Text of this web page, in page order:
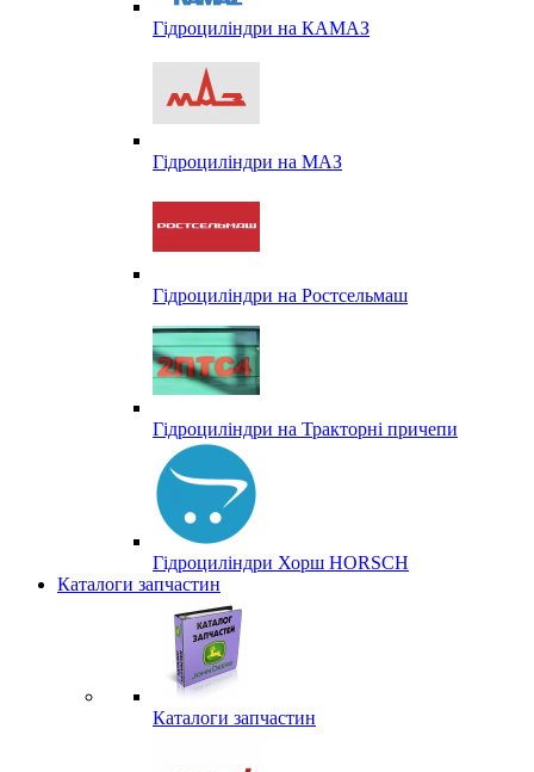
Гідроциліндри на КАМАЗ
Гідроциліндри на МАЗ
Гідроциліндри на Ростсельмаш
Гідроциліндри на Тракторні причепи
Гідроциліндри Хорш HORSCH
Каталоги запчастин
Каталоги запчастин